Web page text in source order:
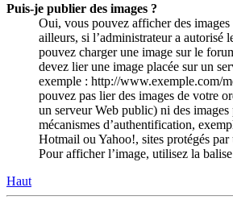
Puis-je publier des images ?
Oui, vous pouvez afficher des images
ailleurs, si l’administrateur a autorisé
pouvez charger une image sur le
devez lier une image placée sur un
exemple : http://www.exemple.com/
pouvez pas lier des images de votre
un serveur Web public) ni des images
mécanismes d’authentification,
Hotmail ou Yahoo!, sites protégés par
Pour afficher l’image, utilisez la
Haut